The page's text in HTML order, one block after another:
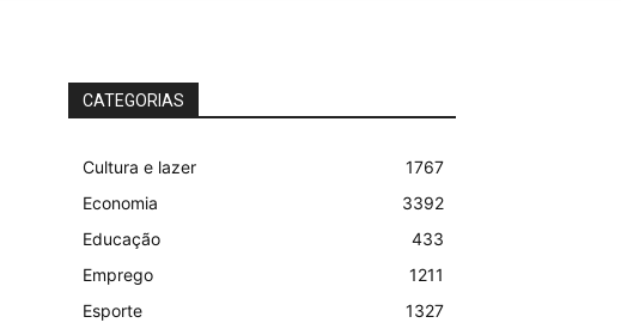
CATEGORIAS
Cultura e lazer
1767
Economia
3392
Educação
433
Emprego
1211
Esporte
1327